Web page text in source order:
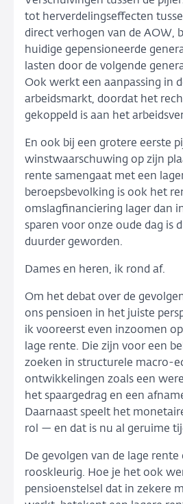
tot herverdelingseffecten
direct verhogen van de AOW,
huidige gepensioneerde
lasten door de volgende
Ook werkt een aanpassing in
arbeidsmarkt, doordat het
gekoppeld is aan het
En ook bij een grotere eerste
winstwaarschuwing op zijn
rente samengaat met een
beroepsbevolking is ook het
omslagfinanciering lager dan
sparen voor onze oude dag is
duurder geworden.
Dames en heren, ik rond af.
Om het debat over de
ons pensioen in het juiste
ik vooreerst even inzoomen
lage rente. Die zijn voor een
zoeken in structurele macro-
ontwikkelingen zoals een
het spaargedrag en een
Daarnaast speelt het
rol — en dat is nu al geruime
De gevolgen van de lage
rooskleurig. Hoe je het ook
pensioenstelsel dat in zekere